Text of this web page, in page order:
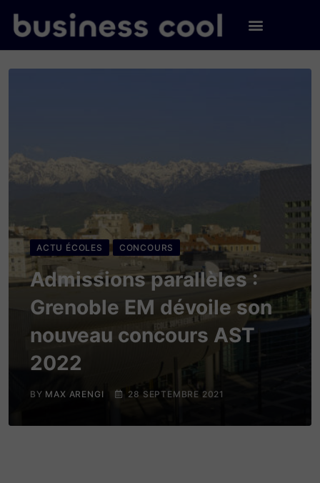
ACTU ÉCOLES CONCOURS
Admissions parallèles :
Grenoble EM dévoile son
nouveau concours AST
2022
BY MAX ARENGI 28 SEPTEMBRE 2021